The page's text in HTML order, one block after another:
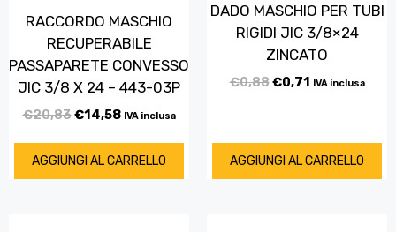
RACCORDO MASCHIO
RECUPERABILE
PASSAPARETE CONVESSO
JIC 3/8 X 24 – 443-03P
€20,83€14,58 IVA inclusa
AGGIUNGI AL CARRELLO
DADO MASCHIO PER TUBI
RIGIDI JIC 3/8×24
ZINCATO
€0,88€0,71 IVA inclusa
AGGIUNGI AL CARRELLO